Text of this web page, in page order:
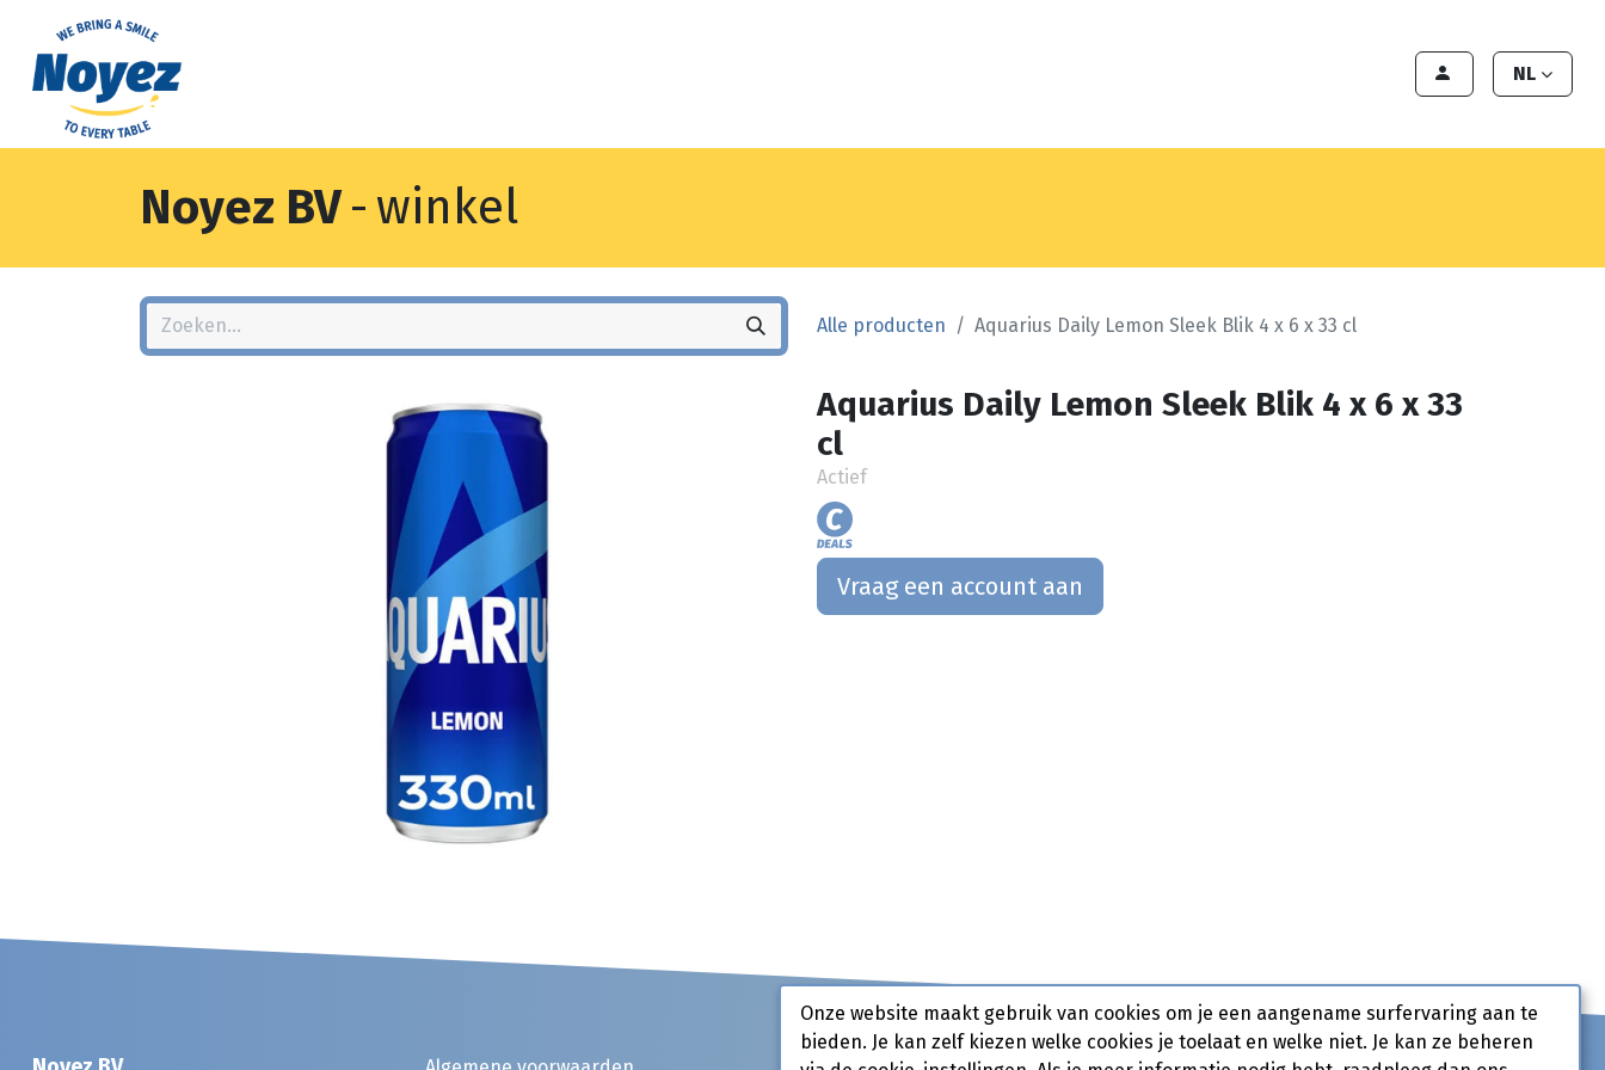
NL
Noyez BV- winkel
Alle producten Aquarius Daily Lemon Sleek Blik 4 x 6 x 33 cl
Aquarius Daily Lemon Sleek Blik 4 x 6 x 33
cl
Actief
Vraag een account aan
Onze website maakt gebruik van cookies om je een aangename surfervaring aan te
bieden. Je kan zelf kiezen welke cookies je toelaat en welke niet. Je kan ze beheren